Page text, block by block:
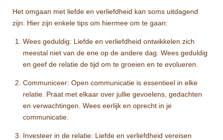
Het omgaan met liefde en verliefdheid kan soms uitdagend
zijn. Hier zijn enkele tips om hiermee om te gaan:
Wees geduldig: Liefde en verliefdheid ontwikkelen zich
meestal niet van de ene op de andere dag. Wees geduldig
en geef de relatie de tijd om te groeien en te evolueren.
Communiceer: Open communicatie is essentieel in elke
relatie. Praat met elkaar over jullie gevoelens, gedachten
en verwachtingen. Wees eerlijk en oprecht in je
communicatie.
Investeer in de relatie: Liefde en verliefdheid vereisen